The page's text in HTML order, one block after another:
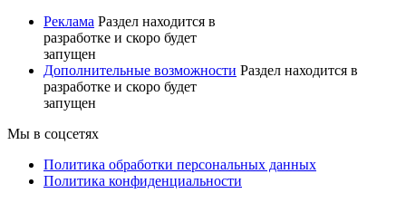
Реклама Раздел находится в
разработке и скоро будет
запущен
Дополнительные возможности Раздел находится в
разработке и скоро будет
запущен
Мы в соцсетях
Политика обработки персональных данных
Политика конфиденциальности